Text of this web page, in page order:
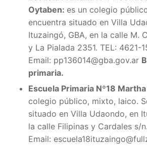
Oytaben: es un colegio
encuentra situado en Villa
Ituzaingó, GBA, en la calle M.
y La Pialada 2351. TEL: 4621-
Email: pp136014@gba.gov.ar
primaria.
Escuela Primaria Nº18
colegio público, mixto, laico.
situado en Villa Udaondo, en
la calle Filipinas y Cardales s/
Email: